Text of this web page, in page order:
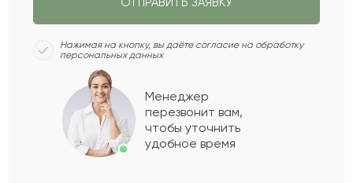
Елнар
Показать еще
Нажимая на кнопку, вы даёте согласие на обработку
персональных данных
Менеджер
перезвонит вам,
чтобы уточнить
удобное время